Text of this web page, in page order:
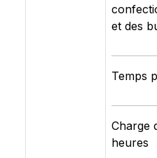
et des
Temps
Charge
heures